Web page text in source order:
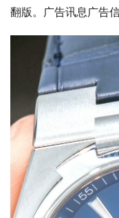
翻版。广告讯息广告